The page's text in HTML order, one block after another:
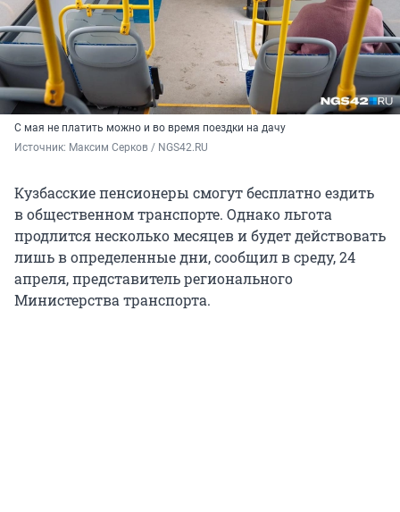
С мая не платить можно и во время поездки на дачу
Источник: Максим Серков / NGS42.RU
Кузбасские пенсионеры смогут бесплатно ездить
в общественном транспорте. Однако льгота
продлится несколько месяцев и будет действовать
лишь в определенные дни, сообщил в среду, 24
апреля, представитель регионального
Министерства транспорта.